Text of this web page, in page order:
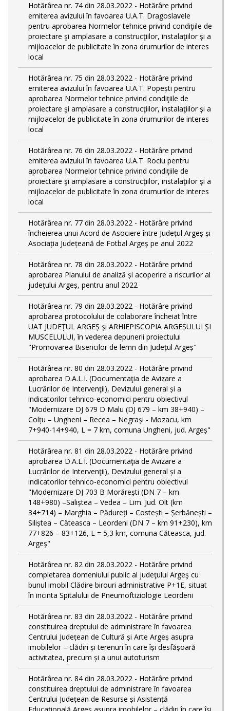
Hotărârea nr. 74 din 28.03.2022 - Hotărâre privind
emiterea avizului în favoarea U.A.T. Dragoslavele
pentru aprobarea Normelor tehnice privind condiţiile de
proiectare şi amplasare a construcţiilor, instalaţiilor şi a
mijloacelor de publicitate în zona drumurilor de interes
local
Hotărârea nr. 75 din 28.03.2022 - Hotărâre privind
emiterea avizului în favoarea U.A.T. Popești pentru
aprobarea Normelor tehnice privind condiţiile de
proiectare şi amplasare a construcţiilor, instalaţiilor şi a
mijloacelor de publicitate în zona drumurilor de interes
local
Hotărârea nr. 76 din 28.03.2022 - Hotărâre privind
emiterea avizului în favoarea U.A.T. Rociu pentru
aprobarea Normelor tehnice privind condiţiile de
proiectare şi amplasare a construcţiilor, instalaţiilor şi a
mijloacelor de publicitate în zona drumurilor de interes
local
Hotărârea nr. 77 din 28.03.2022 - Hotărâre privind
încheierea unui Acord de Asociere între Județul Argeș și
Asociația Județeană de Fotbal Argeș pe anul 2022
Hotărârea nr. 78 din 28.03.2022 - Hotărâre privind
aprobarea Planului de analiză și acoperire a riscurilor al
județului Argeș, pentru anul 2022
Hotărârea nr. 79 din 28.03.2022 - Hotărâre privind
aprobarea protocolului de colaborare încheiat între
UAT JUDEȚUL ARGEȘ și ARHIEPISCOPIA ARGEȘULUI ȘI
MUSCELULUI, în vederea depunerii proiectului
"Promovarea Bisericilor de lemn din Județul Argeș"
Hotărârea nr. 80 din 28.03.2022 - Hotărâre privind
aprobarea D.A.L.I. (Documentaţia de Avizare a
Lucrărilor de Intervenţii), Devizului general și a
indicatorilor tehnico-economici pentru obiectivul
"Modernizare DJ 679 D Malu (DJ 679 – km 38+940) –
Colțu – Ungheni – Recea – Negrași - Mozacu, km
7+940-14+940, L = 7 km, comuna Ungheni, jud. Argeș"
Hotărârea nr. 81 din 28.03.2022 - Hotărâre privind
aprobarea D.A.L.I. (Documentaţia de Avizare a
Lucrărilor de Intervenţii), Devizului general și a
indicatorilor tehnico-economici pentru obiectivul
"Modernizare DJ 703 B Morărești (DN 7 – km
148+980) –Saliștea – Vedea – Lim. Jud. Olt (km
34+714) – Marghia – Pădureți – Costești – Șerbănești –
Siliștea – Căteasca – Leordeni (DN 7 – km 91+230), km
77+826 – 83+126, L = 5,3 km, comuna Căteasca, jud.
Argeș"
Hotărârea nr. 82 din 28.03.2022 - Hotărâre privind
completarea domeniului public al judeţului Argeş cu
bunul imobil Clădire birouri administrative P+1E, situat
în incinta Spitalului de Pneumoftiziologie Leordeni
Hotărârea nr. 83 din 28.03.2022 - Hotărâre privind
constituirea dreptului de administrare în favoarea
Centrului Județean de Cultură și Arte Argeș asupra
imobilelor – clădiri și terenuri în care își desfășoară
activitatea, precum și a unui autoturism
Hotărârea nr. 84 din 28.03.2022 - Hotărâre privind
constituirea dreptului de administrare în favoarea
Centrului Județean de Resurse și Asistență